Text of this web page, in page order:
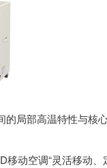
的局部高温特性与核
移动空调“灵活移动